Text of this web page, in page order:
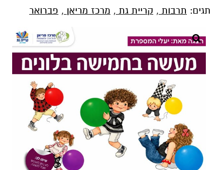
תגים: תרבות , קריית גת , מרכז מריאן , פברואר